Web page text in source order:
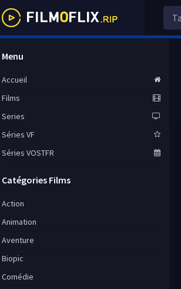
Menu
Accueil
Films
Series
Séries VF
Séries VOSTFR
Catégories Films
Action
Animation
Aventure
Biopic
Comédie